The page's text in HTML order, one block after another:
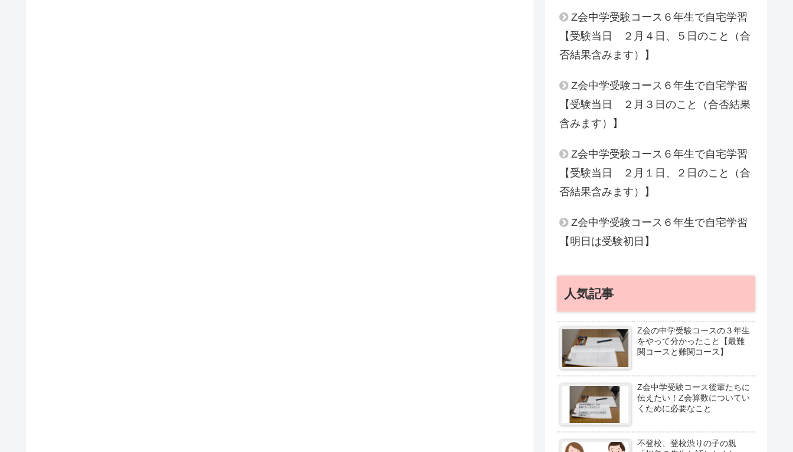
Z会中学受験コース６年生で自宅学習
【受験当日 ２月４日、５日のこと（合
否結果含みます）】
Z会中学受験コース６年生で自宅学習
【受験当日 ２月３日のこと（合否結果
含みます）】
Z会中学受験コース６年生で自宅学習
【受験当日 ２月１日、２日のこと（合
否結果含みます）】
Z会中学受験コース６年生で自宅学習
【明日は受験初日】
人気記事
Z会の中学受験コースの３年生
をやって分かったこと【最難
関コースと難関コース】
Z会中学受験コース後輩たちに
伝えたい！Z会算数についてい
くために必要なこと
不登校、登校渋りの子の親